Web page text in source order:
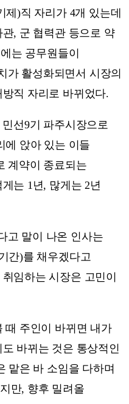
제)직 자리가 4개 있는데
, 군 협력관 등으로 약
는 공무원들이
가 활성화되면서 시장의
직 자리로 바뀌었다.
선9기 파주시장으로
에 앉아 있는 이들
계약이 종료되는
는 1년, 많게는 2년
고 말이 나온 인사는
간)를 채우겠다고
임하는 시장은 고민이
때 주인이 바뀌면 내가
바뀌는 것은 통상적인
맡은 바 소임을 다하며
만, 향후 밀려올